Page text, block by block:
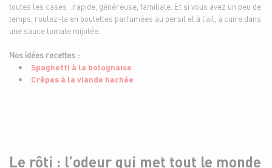
toutes les cases : rapide, généreuse, familiale. Et si vous avez un peu de
temps, roulez-la en boulettes parfumées au persil et à l’ail, à cuire dans
une sauce tomate mijotée.
Nos idées recettes :
Spaghetti à la bolognaise
Crêpes à la viande hachée
Le rôti : l’odeur qui met tout le monde